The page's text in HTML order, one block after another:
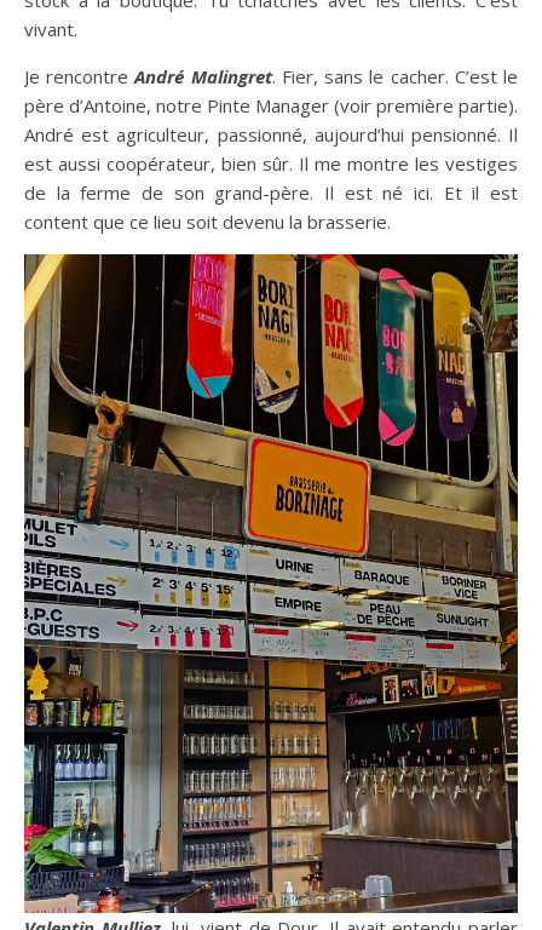
vivant.
Je rencontreAndré Malingret. Fier, sans le cacher. C’est le
père d’Antoine, notre Pinte Manager (voir première partie).
André est agriculteur, passionné, aujourd’hui pensionné. Il
est aussi coopérateur, bien sûr. Il me montre les vestiges
de la ferme de son grand-père. Il est né ici. Et il est
content que ce lieu soit devenu la brasserie.